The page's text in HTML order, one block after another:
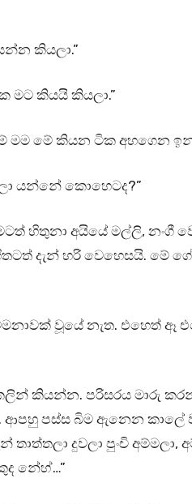
කියලා.”
මට කියයි කියලා.”
මම මේ කියන ටික අහගෙන
යන්නේ කොහෙටද?”
හිතුනා අයියේ මල්ලි, නංගී
දැන් හරි වෙහෙසයි. මේ
වූයේ නැත. එහෙත් ඈ
කියන්න. පරිසරය මාරු
ආපහු පස්ස බිම ඇනෙන
තාත්තලා දුවලා පුංචි
නේහ්…”